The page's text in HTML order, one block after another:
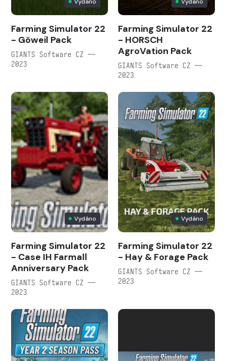
Farming Simulator 22
- Göweil Pack
GIANTS Software CZ —
2023
Farming Simulator 22
- HORSCH
AgroVation Pack
GIANTS Software CZ —
2023
Vydáno
Farming Simulator 22
- Case IH Farmall
Anniversary Pack
GIANTS Software CZ —
2023
Vydáno
Farming Simulator 22
- Hay & Forage Pack
GIANTS Software CZ —
2023